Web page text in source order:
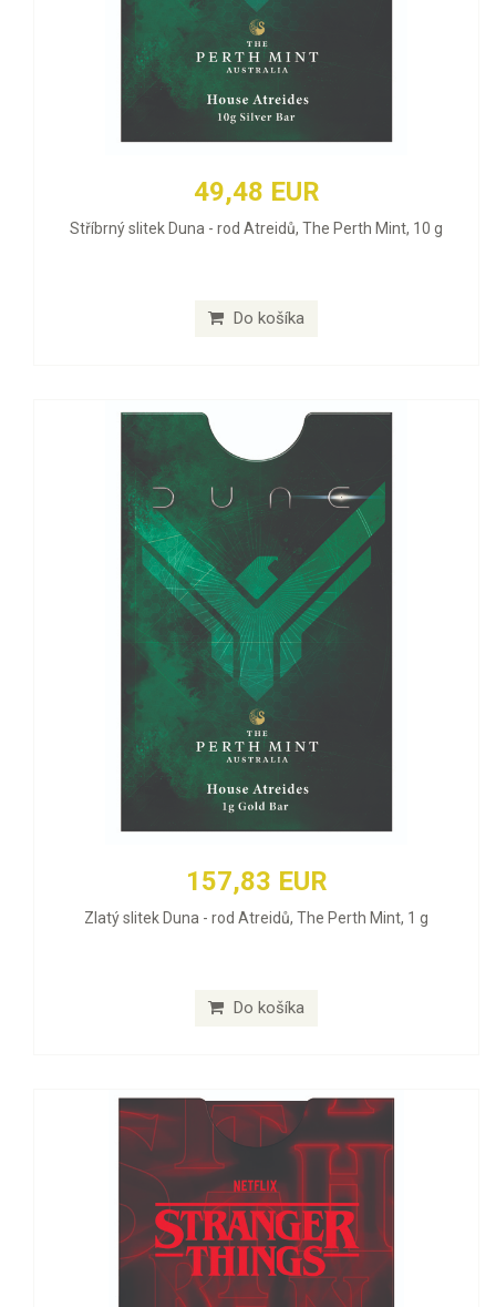
49,48 EUR
Stříbrný slitek Duna - rod Atreidů, The Perth Mint, 10 g
Do košíka
157,83 EUR
Zlatý slitek Duna - rod Atreidů, The Perth Mint, 1 g
Do košíka